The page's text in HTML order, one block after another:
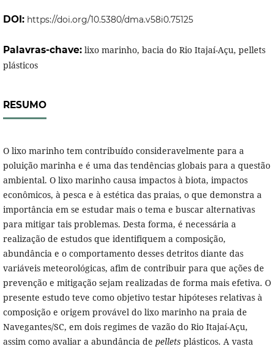
DOI: https://doi.org/10.5380/dma.v58i0.75125
Palavras-chave: lixo marinho, bacia do Rio Itajaí-Açu, pellets
plásticos
RESUMO
O lixo marinho tem contribuído consideravelmente para a
poluição marinha e é uma das tendências globais para a questão
ambiental. O lixo marinho causa impactos à biota, impactos
econômicos, à pesca e à estética das praias, o que demonstra a
importância em se estudar mais o tema e buscar alternativas
para mitigar tais problemas. Desta forma, é necessária a
realização de estudos que identifiquem a composição,
abundância e o comportamento desses detritos diante das
variáveis meteorológicas, afim de contribuir para que ações de
prevenção e mitigação sejam realizadas de forma mais efetiva. O
presente estudo teve como objetivo testar hipóteses relativas à
composição e origem provável do lixo marinho na praia de
Navegantes/SC, em dois regimes de vazão do Rio Itajaí-Açu,
assim como avaliar a abundância de pellets plásticos. A vasta